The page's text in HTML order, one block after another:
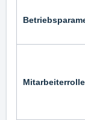
Mitarbeiterrolle